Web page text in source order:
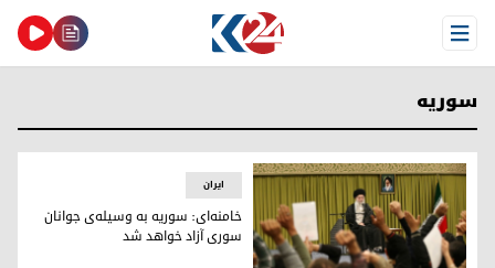
Open Menu
سوریه
ایران
خامنه‌ای: سوریه به وسیله‌ی‌ جوانان
سوری آزاد خواهد شد